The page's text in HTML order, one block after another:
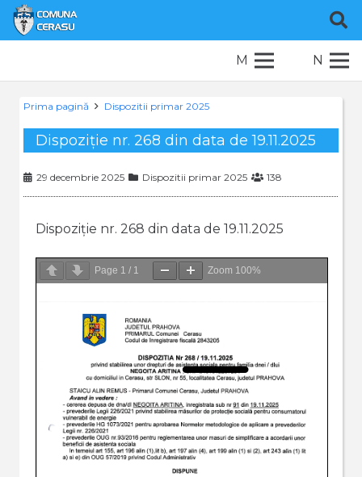
M N
Prima pagină Dispozitii primar 2025
Dispoziție nr. 268 din data de 19.11.2025
29 decembrie 2025 Dispozitii primar 2025 138
Dispoziție nr. 268 din data de 19.11.2025
Page 1 / 1 Zoom 100%